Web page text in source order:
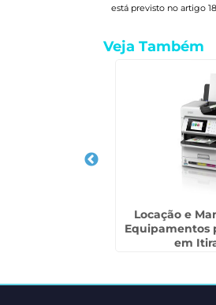
está previsto no artigo
Veja Também
Locação e
Equipamentos
em